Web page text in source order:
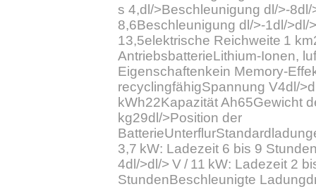
s 4,dl/>Beschleunigung dl/>-8dl/
8,6Beschleunigung dl/>-1dl/>dl/
13,5elektrische Reichweite 1
AntriebsbatterieLithium-Ionen,
Eigenschaftenkein Memory-
recyclingfähigSpannung V4dl/
kWh22Kapazität Ah65Gewicht
kg29dl/>Position der
3,7 kW: Ladezeit 6 bis 9
4dl/>dl/> V / 11 kW: Ladezeit 2
StundenBeschleunigte